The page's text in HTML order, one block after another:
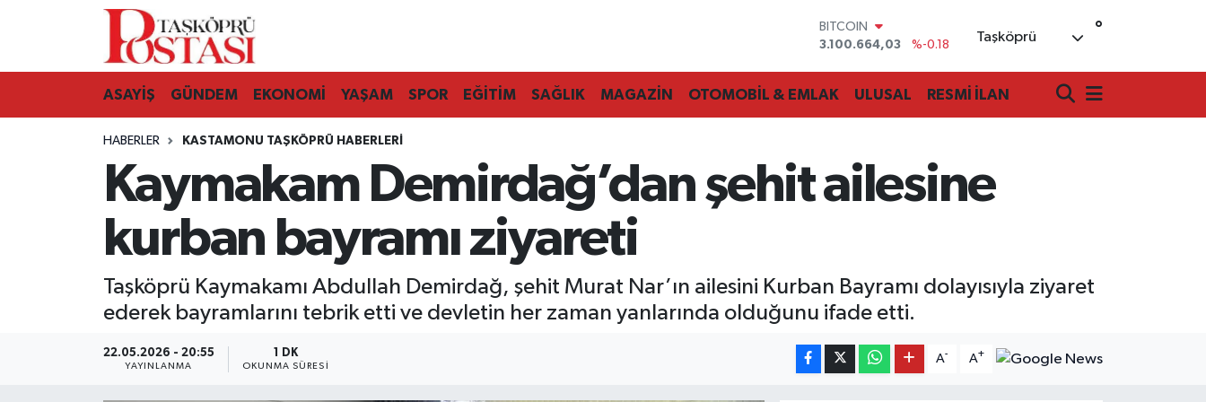
BITCOIN
3.100.664,03
%-0.18
EURO
55,2510
%0.32
GRAM ALTIN
6660.55
%0.03
BİST100
Taşköprü °
ASAYİŞ GÜNDEM EKONOMİ YAŞAM SPOR EĞİTİM SAĞLIK MAGAZİN OTOMOBİL & EMLAK ULUSAL RESMİ İLAN
HABERLER KASTAMONU TAŞKÖPRÜ HABERLERI
Kaymakam Demirdağ’dan şehit ailesine
kurban bayramı ziyareti
Taşköprü Kaymakamı Abdullah Demirdağ, şehit Murat Nar’ın ailesini Kurban Bayramı dolayısıyla ziyaret
ederek bayramlarını tebrik etti ve devletin her zaman yanlarında olduğunu ifade etti.
22.05.2026 - 20:55
YAYINLANMA
1 DK
OKUNMA SÜRESI
A- A+
Kastamonu Vefat Edenler
Araç Haberleri
Azdavay Haberleri
Bozkurt Haberleri